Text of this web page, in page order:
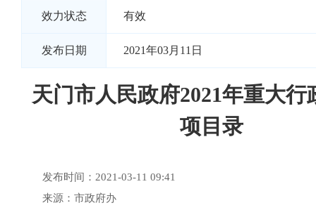
效力状态 有效
发布日期 2021年03月11日
天门市人民政府2021年重大行
项目录
发布时间：2021-03-11 09:41
来源：市政府办